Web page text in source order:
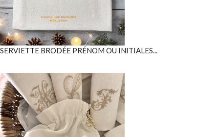
SERVIETTE BRODÉE PRÉNOM OU INITIALES...